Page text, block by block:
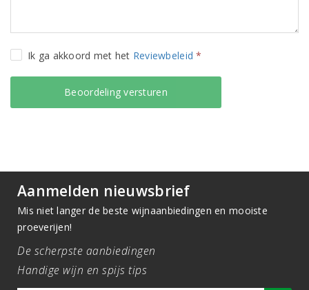
Ik ga akkoord met het Reviewbeleid *
Aanmelden nieuwsbrief
Mis niet langer de beste wijnaanbiedingen en mooiste
proeverijen!
De scherpste aanbiedingen
Handige wijn en spijs tips